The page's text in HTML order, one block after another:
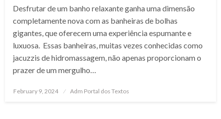
Desfrutar de um banho relaxante ganha uma dimensão
completamente nova com as banheiras de bolhas
gigantes, que oferecem uma experiência espumante e
luxuosa. Essas banheiras, muitas vezes conhecidas como
jacuzzis de hidromassagem, não apenas proporcionam o
prazer de um mergulho…
Posted
February 9, 2024 Adm Portal dos Textos